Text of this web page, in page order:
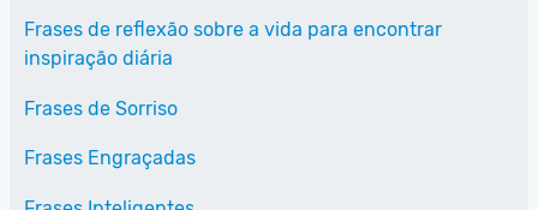
Frases de reflexão sobre a vida para encontrar
inspiração diária
Frases de Sorriso
Frases Engraçadas